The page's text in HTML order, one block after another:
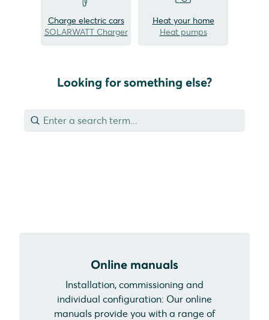
Charge electric cars
SOLARWATT Charger
Heat your home
Heat pumps
Looking for something else?
Online manuals
Installation, commissioning and
individual configuration: Our online
manuals provide you with a range of